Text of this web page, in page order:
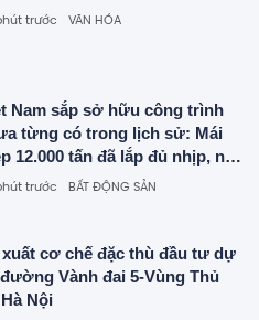
trước VĂN HÓA
Nam sắp sở hữu công trình
từng có trong lịch sử: Mái
12.000 tấn đã lắp đủ nhịp, nơi
hơn địa điểm trao giải Oscar
trước BẤT ĐỘNG SẢN
cơ chế đặc thù đầu tư dự
Vành đai 5-Vùng Thủ
Nội